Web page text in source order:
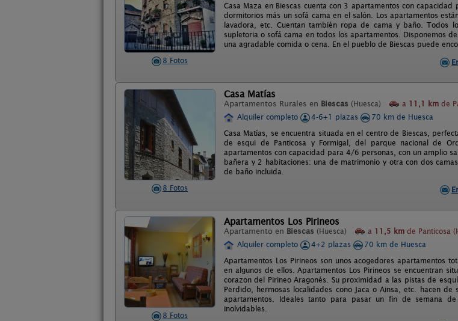
8 Fotos
Casa Maza en Biescas cuenta con 3 apartamentos con
dormitorios más un sofá cama en el salón. Los apartamentos
lavadora, etc. Cuentan también ropa de cama y baño. Todos
supletoria o sofá cama en todos los apartamentos. Disponemos
una agradable comida o cena. En el pueblo de Biescas puede
8 Fotos
Casa Matías
Apartamentos Rurales en Biescas (Huesca) a 11,1 km de
Alquiler completo
4-6+1 plazas
70 km de Huesca
Casa Matías, se encuentra situada en el centro de Biescas,
de esqui de Panticosa y Formigal, del parque nacional de
apartamentos con capacidad para 4/6 personas, con un amplio
bañera y 2 habitaciones: una de matrimonio y otra con dos
de baño incluida.
8 Fotos
Apartamentos Los Pirineos
Apartamento en Biescas (Huesca) a 11,5 km de Panticosa
Alquiler completo
4+2 plazas
70 km de Huesca
Apartamentos Los Pirineos son unos acogedores apartamentos
en algunos de ellos. Apartamentos Los Pirineos se encuentran
corazon del Pirineo Aragonés. Su proximidad a las pistas de
Perdido, hermosas localidades cono Jaca o Ainsa, etc. hacen
apartamentos. Ideales tanto para pasar un fin de semana
inolvidables.